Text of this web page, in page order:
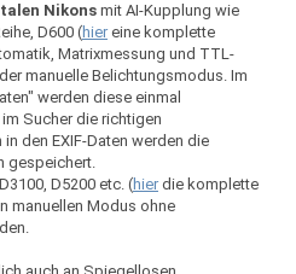
Nikons mit AI-Kupplung wie
D600 (hiereine komplette
Matrixmessung und TTL-
manuelle Belichtungsmodus. Im
werden diese einmal
Sucher die richtigen
den EXIF-Daten werden die
gespeichert.
D5200 etc. (hierdie komplette
manuellen Modus ohne